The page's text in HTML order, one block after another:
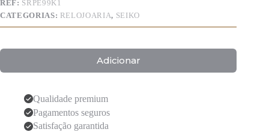
REF: SRPE99K1
CATEGORIAS: RELOJOARIA, SEIKO
Adicionar
Qualidade premium
Pagamentos seguros
Satisfação garantida